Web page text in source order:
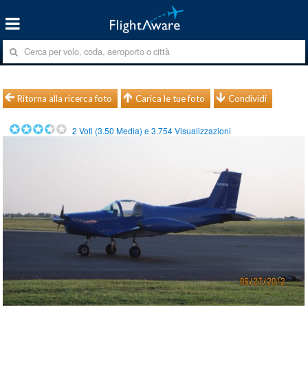
Ritorna alla ricerca foto Carica le tue foto Condividi
2 Voti (3.50 Media) e3.754Visualizzazioni